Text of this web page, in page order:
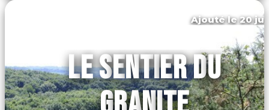
Ajouté le 20
LE SENTIER DU